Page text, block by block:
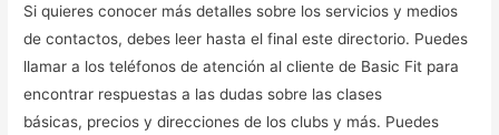
Si quieres conocer más detalles sobre los servicios y medios
de contactos, debes leer hasta el final este directorio. Puedes
llamar a los teléfonos de atención al cliente de Basic Fit para
encontrar respuestas a las dudas sobre las clases
básicas, precios y direcciones de los clubs y más. Puedes